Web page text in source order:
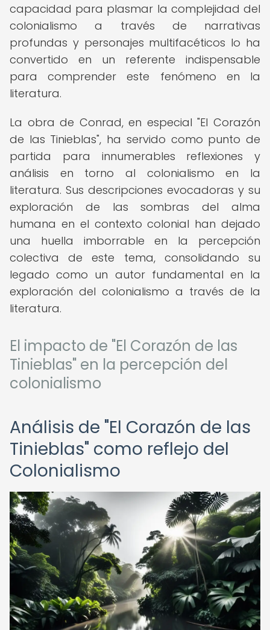
capacidad para plasmar la complejidad del
colonialismo a través de narrativas
profundas y personajes multifacéticos lo ha
convertido en un referente indispensable
para comprender este fenómeno en la
literatura.
La obra de Conrad, en especial "El Corazón
de las Tinieblas", ha servido como punto de
partida para innumerables reflexiones y
análisis en torno al colonialismo en la
literatura. Sus descripciones evocadoras y su
exploración de las sombras del alma
humana en el contexto colonial han dejado
una huella imborrable en la percepción
colectiva de este tema, consolidando su
legado como un autor fundamental en la
exploración del colonialismo a través de la
literatura.
El impacto de "El Corazón de las
Tinieblas" en la percepción del
colonialismo
Análisis de "El Corazón de las
Tinieblas" como reflejo del
Colonialismo